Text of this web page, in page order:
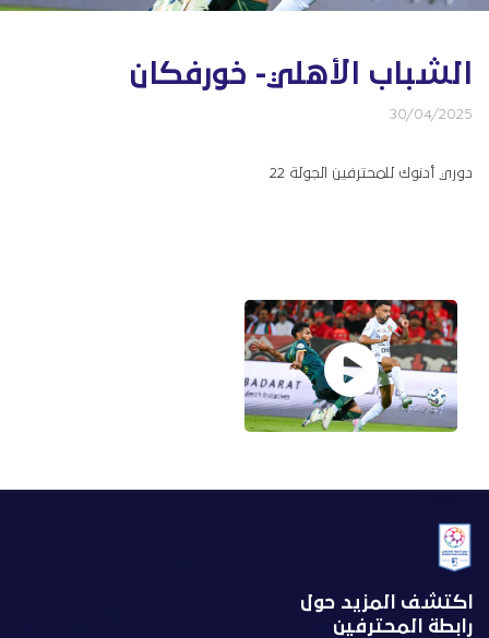
الشباب الأهلي- خورفكان
30/04/2025
دوري أدنوك للمحترفين الجولة 22
اكتشف المزيد حول
رابطة المحترفين